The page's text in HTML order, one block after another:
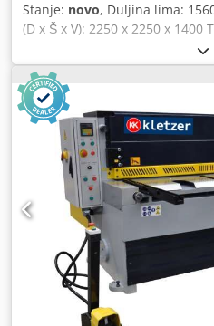
Stanje: novo, Duljina lima:
(D x Š x V): 2250 x 2250 x 1400
Standardni pribor: NC
motorizirani stražnji mjerač s
linije sjene 1 graničnik s
potporna ruka za lim (za
za prste Valjkasti transporter s
podešavanje razmaka noža
rezova Cedpfxsgickno Ahljha
tipkom za zaustavljanje u
stražnjim zaštitnim štitnicima